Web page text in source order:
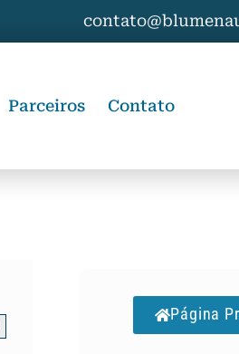
Parceiros Contato
Página